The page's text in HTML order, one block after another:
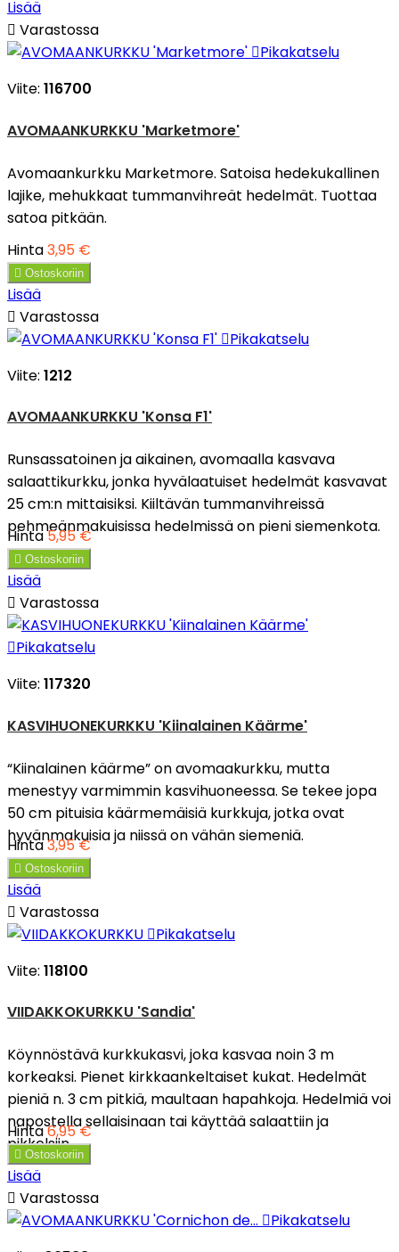
Lisää
 Varastossa
Pikakatselu
Viite: 116700
AVOMAANKURKKU 'Marketmore'
Avomaankurkku Marketmore. Satoisa hedekukallinen
lajike, mehukkaat tummanvihreät hedelmät. Tuottaa
satoa pitkään.
Hinta3,95 €
 Ostoskoriin
Lisää
 Varastossa
Pikakatselu
Viite: 1212
AVOMAANKURKKU 'Konsa F1'
Runsassatoinen ja aikainen, avomaalla kasvava
salaattikurkku, jonka hyvälaatuiset hedelmät kasvavat
25 cm:n mittaisiksi. Kiiltävän tummanvihreissä
pehmeänmakuisissa hedelmissä on pieni siemenkota.
Hinta5,95 €
 Ostoskoriin
Lisää
 Varastossa
Pikakatselu
Viite: 117320
KASVIHUONEKURKKU 'Kiinalainen Käärme'
“Kiinalainen käärme” on avomaakurkku, mutta
menestyy varmimmin kasvihuoneessa. Se tekee jopa
50 cm pituisia käärmemäisiä kurkkuja, jotka ovat
hyvänmakuisia ja niissä on vähän siemeniä.
Hinta3,95 €
 Ostoskoriin
Lisää
 Varastossa
Pikakatselu
Viite: 118100
VIIDAKKOKURKKU 'Sandia'
Köynnöstävä kurkkukasvi, joka kasvaa noin 3 m
korkeaksi. Pienet kirkkaankeltaiset kukat. Hedelmät
pieniä n. 3 cm pitkiä, maultaan hapahkoja. Hedelmiä voi
napostella sellaisinaan tai käyttää salaattiin ja
pikkelsiin.
Hinta6,95 €
 Ostoskoriin
Lisää
 Varastossa
Pikakatselu